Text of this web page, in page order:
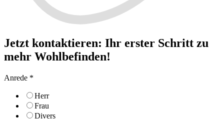
Jetzt kontaktieren: Ihr erster Schritt zu
mehr Wohlbefinden!
Anrede *
Herr
Frau
Divers